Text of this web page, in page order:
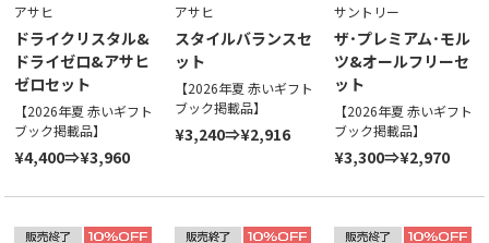
アサヒ
ドライクリスタル&
ドライゼロ&アサヒ
ゼロセット
【2026年夏 赤いギフト
ブック掲載品】
¥4,400⇒¥3,960
アサヒ
スタイルバランスセ
ット
【2026年夏 赤いギフト
ブック掲載品】
¥3,240⇒¥2,916
サントリー
ザ･プレミアム･モル
ツ&オールフリーセ
ット
【2026年夏 赤いギフト
ブック掲載品】
¥3,300⇒¥2,970